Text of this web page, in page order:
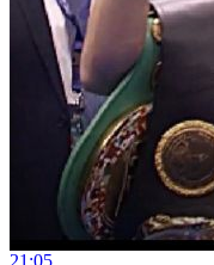
21:05